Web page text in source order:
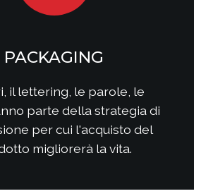
SOCIAL MEDIA
questi nuovi media
con i consumatori?
con clienti/utenti
la strategia di